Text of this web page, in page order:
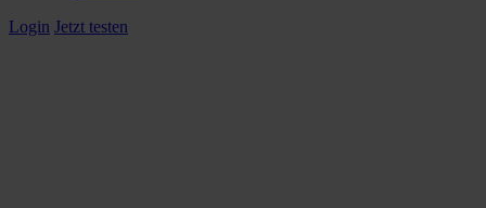
Login Jetzt testen